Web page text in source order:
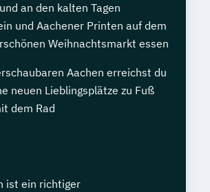
an den kalten Tagen
und Aachener Printen auf dem
Weihnachtsmarkt essen
Aachen erreichst du
neuen Lieblingsplätze zu Fuß
dem Rad
ist ein richtiger